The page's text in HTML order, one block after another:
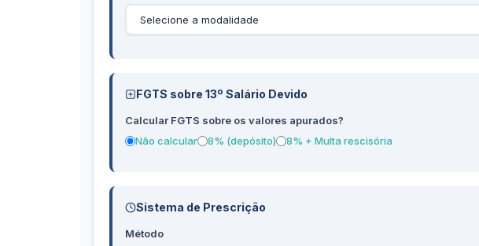
FGTS sobre 13º Salário Devido
Calcular FGTS sobre os valores apurados?
Não calcular
8% (depósito) 8% + Multa rescisória
Sistema de Prescrição
Método